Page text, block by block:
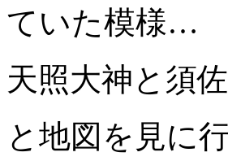
ていた模様…
天照大神と須
と地図を見に